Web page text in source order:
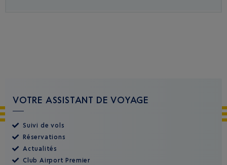
VOTRE ASSISTANT DE VOYAGE
Suivi de vols
Réservations
Actualités
Club Airport Premier